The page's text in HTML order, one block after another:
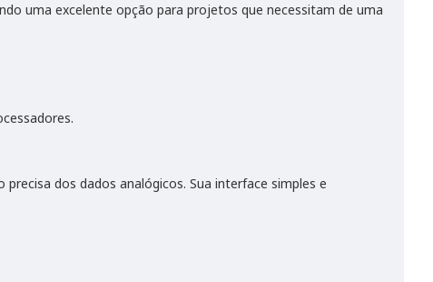
uma excelente opção para projetos que necessitam de uma
dos dados analógicos. Sua interface simples e